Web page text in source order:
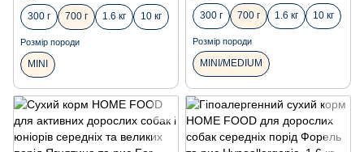
300 г 700 г 1.6 кг 10 кг
Розмір породи
MINI
300 г 700 г 1.6 кг 10 кг
Розмір породи
MINI/MEDIUM